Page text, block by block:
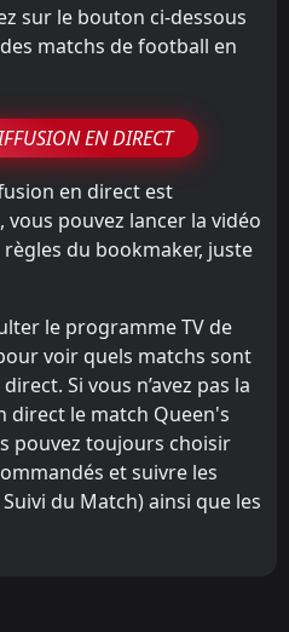
sur le bouton ci-dessous
matchs de football en
EN DIRECT
en direct est
pouvez lancer la vidéo
du bookmaker, juste
le programme TV de
voir quels matchs sont
Si vous n’avez pas la
direct le match Queen's
pouvez toujours choisir
et suivre les
du Match) ainsi que les